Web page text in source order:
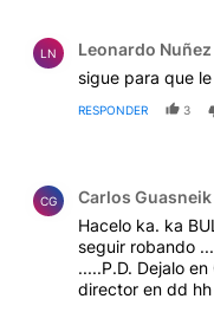
LN Leonardo Nuñez
sigue para que
RESPONDER 3
CG Carlos Guasneik
Hacelo ka. ka
seguir robando
.....P.D. Dejalo
director en dd hh